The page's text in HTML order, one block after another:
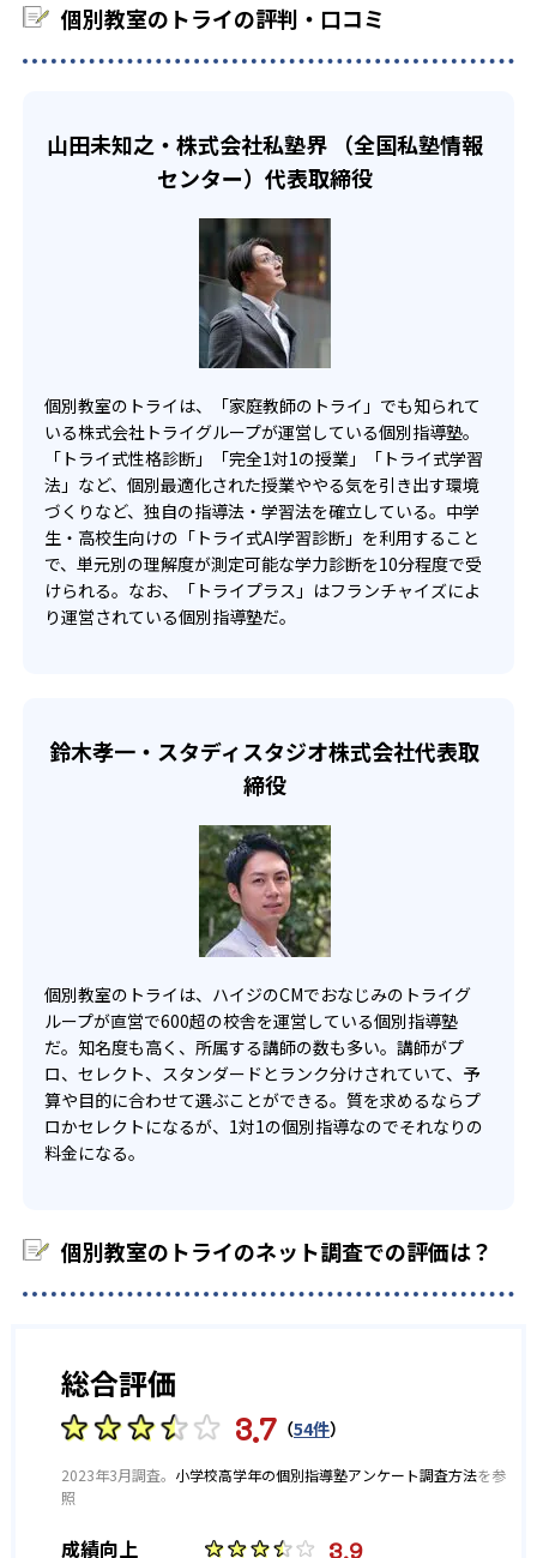
る。これによって、勉強目標達成まで最短距離の学習が実
べきかをカリキュラムで可視化してくれるので、超効率的
慶應義塾普通部 - 早稲田中学校
西大和学園中学校 -
洛南高等学校附属中学校 -
-
神戸女学院中学部 -
六甲学院中学校 - 須磨学園中学校
東海中学校 - 南山中学校女子部 -
滝中学校 - 愛知中学校 -
海陽中学校 古屋中学校 -
金城学院中学校 -
灘高校 - 筑波大学付属高校 -
慶應義塾高校
-
早稲田大学高等学院 -
学習院高等部 - 法政大学高校 -
西高校 - 戸山高校 -
国立高校
一宮高校 - 一宮西高校 -
東高校 -
春日井高校 - 旭野高校
天白高校 清風南海高校
個別教室のトライの評判・口コミ
山田未知之・株式会社私塾界 （全国私塾情報
センター）代表取締役
個別教室のトライは、「家庭教師のトライ」でも知られて
いる株式会社トライグループが運営している個別指導塾。
「トライ式性格診断」「完全1対1の授業」「トライ式学習
法」など、個別最適化された授業ややる気を引き出す環境
づくりなど、独自の指導法・学習法を確立している。中学
生・高校生向けの「トライ式AI学習診断」を利用すること
で、単元別の理解度が測定可能な学力診断を10分程度で受
けられる。なお、「トライプラス」はフランチャイズによ
り運営されている個別指導塾だ。
鈴木孝一・スタディスタジオ株式会社代表取
締役
個別教室のトライは、ハイジのCMでおなじみのトライグ
ループが直営で600超の校舎を運営している個別指導塾
だ。知名度も高く、所属する講師の数も多い。講師がプ
ロ、セレクト、スタンダードとランク分けされていて、予
算や目的に合わせて選ぶことができる。質を求めるならプ
ロかセレクトになるが、1対1の個別指導なのでそれなりの
料金になる。
個別教室のトライのネット調査での評価は？
総合評価
3.7 （54件）
2023年3月調査。 小学校高学年の個別指導塾アンケート調査方法を参
照
成績向上 3.9